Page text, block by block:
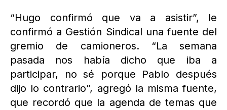
“Hugo confirmó que va a asistir”, le
confirmó a Gestión Sindical una fuente del
gremio de camioneros. “La semana
pasada nos había dicho que iba a
participar, no sé porque Pablo después
dijo lo contrario”, agregó la misma fuente,
que recordó que la agenda de temas que